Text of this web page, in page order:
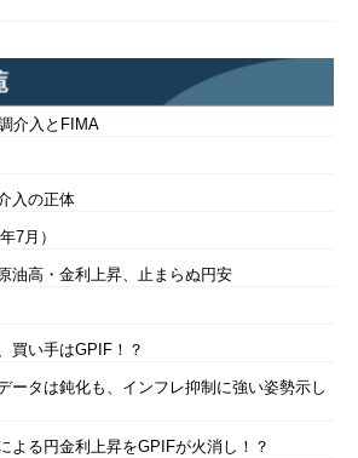
介入とFIMA
入の正体
7月）
油高・金利上昇、止まらぬ円安
買い手はGPIF！？
ータは鈍化も、インフレ抑制に強い姿勢示し
よる円金利上昇をGPIFが火消し！？